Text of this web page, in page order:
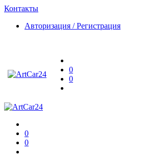
Контакты
Авторизация / Регистрация
0
0
0
0